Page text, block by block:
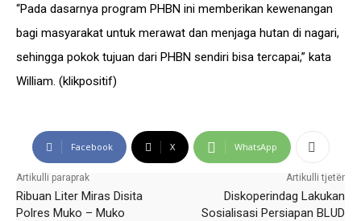
“Pada dasarnya program PHBN ini memberikan kewenangan
bagi masyarakat untuk merawat dan menjaga hutan di nagari,
sehingga pokok tujuan dari PHBN sendiri bisa tercapai,” kata
William. (klikpositif)
Facebook X WhatsApp
Artikulli paraprak
Ribuan Liter Miras Disita
Polres Muko – Muko
Artikulli tjetër
Diskoperindag Lakukan
Sosialisasi Persiapan BLUD